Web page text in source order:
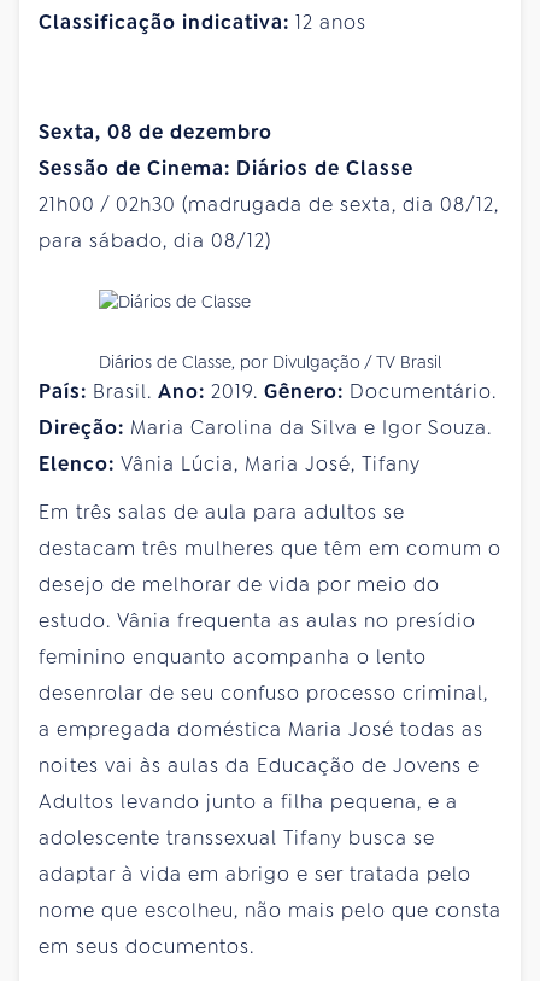
Classificação indicativa: 12 anos
Sexta, 08 de dezembro
Sessão de Cinema: Diários de Classe
21h00 / 02h30 (madrugada de sexta, dia 08/12,
para sábado, dia 08/12)
Diários de Classe, por Divulgação / TV Brasil
País: Brasil. Ano: 2019. Gênero: Documentário.
Direção: Maria Carolina da Silva e Igor Souza.
Elenco: Vânia Lúcia, Maria José, Tifany
Em três salas de aula para adultos se
destacam três mulheres que têm em comum o
desejo de melhorar de vida por meio do
estudo. Vânia frequenta as aulas no presídio
feminino enquanto acompanha o lento
desenrolar de seu confuso processo criminal,
a empregada doméstica Maria José todas as
noites vai às aulas da Educação de Jovens e
Adultos levando junto a filha pequena, e a
adolescente transsexual Tifany busca se
adaptar à vida em abrigo e ser tratada pelo
nome que escolheu, não mais pelo que consta
em seus documentos.